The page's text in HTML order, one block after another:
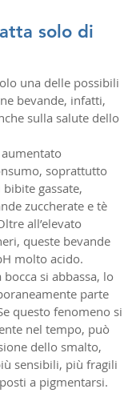
solo di
una delle possibili
bevande, infatti,
sulla salute dello
soprattutto
gassate,
zuccherate e tè
all’elevato
queste bevande
molto acido.
si abbassa, lo
parte
questo fenomeno si
nel tempo, può
dello smalto,
sensibili, più fragili
a pigmentarsi.